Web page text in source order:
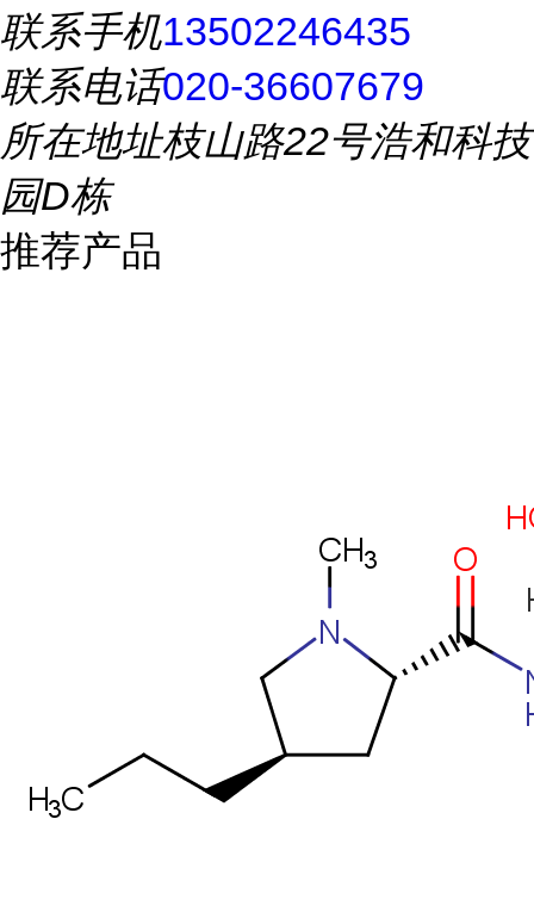
联系手机13502246435
联系电话020-36607679
所在地址枝山路22号浩和科技
园D栋
推荐产品